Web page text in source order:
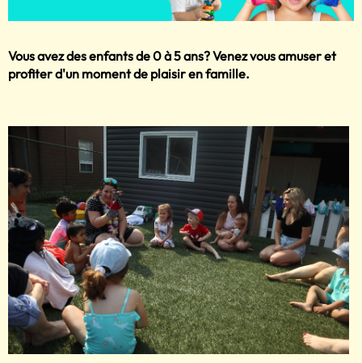
Vous avez des enfants de 0 à 5 ans? Venez vous amuser et
profiter d'un moment de plaisir en famille.